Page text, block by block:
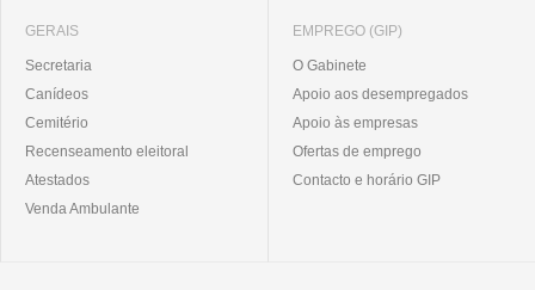
GERAIS
Secretaria
Canídeos
Cemitério
Recenseamento eleitoral
Atestados
Venda Ambulante
EMPREGO (GIP)
O Gabinete
Apoio aos desempregados
Apoio às empresas
Ofertas de emprego
Contacto e horário GIP